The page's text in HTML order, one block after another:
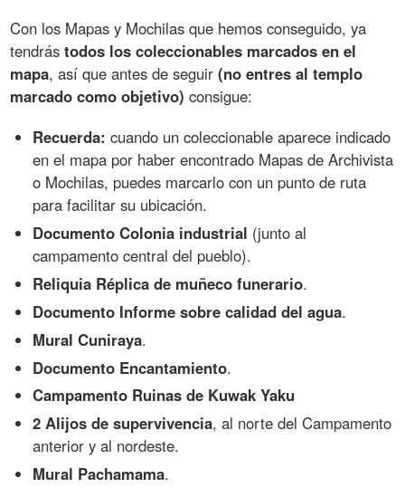
Con los Mapas y Mochilas que hemos conseguido, ya
tendrástodos los coleccionables marcados en el
mapa, así que antes de seguir(no entres al templo
marcado como objetivo) consigue:
Recuerda: cuando un coleccionable aparece indicado
en el mapa por haber encontrado Mapas de Archivista
o Mochilas, puedes marcarlo con un punto de ruta
para facilitar su ubicación.
Documento Colonia industrial (junto al
campamento central del pueblo).
Reliquia Réplica de muñeco funerario.
Documento Informe sobre calidad del agua.
Mural Cuniraya.
Documento Encantamiento.
Campamento Ruinas de Kuwak Yaku
2 Alijos de supervivencia, al norte del Campamento
anterior y al nordeste.
Mural Pachamama.